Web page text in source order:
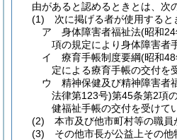
由があると認めるときとは、次
(1)
次に掲げる者が使用すると
ア
身体障害者福祉法(昭和
項の規定により身体障害者
イ
療育手帳制度要綱(昭和
定による療育手帳の交付を
ウ
精神保健及び精神障害者
法律第123号)第45条第2項
健福祉手帳の交付を受けて
(2)
本市及び他市町村等の職員
(3)
その他市長が公益上その